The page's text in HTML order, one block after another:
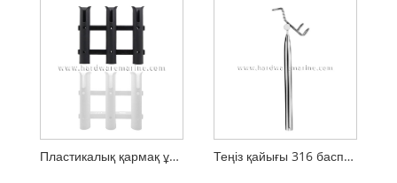
Пластикалық қармақ ұстағышы Теңіз түтіктерін сақтауға арналған сөре тірегі Теңіз қайығы 316 баспайтын болаттан жасалған бір сақиналы қармақ ұстағышы